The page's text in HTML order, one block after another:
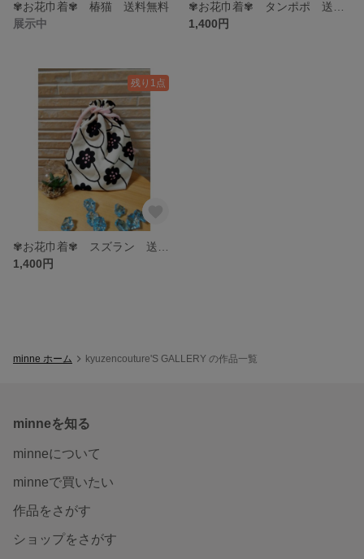
✾お花巾着✾ 椿猫 送料無料
展示中
1,400円
残り1点
1,400円
minne ホーム kyuzencouture'S GALLERY の作品一覧
minneを知る
minneについて
minneで買いたい
作品をさがす
ショップをさがす